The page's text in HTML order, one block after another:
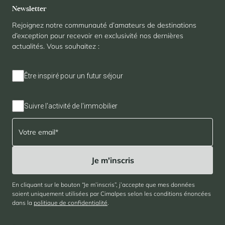
Newsletter
Rejoignez notre communauté d’amateurs de destinations
d’exception pour recevoir en exclusivité nos dernières
actualités. Vous souhaitez :
Être inspiré pour un futur séjour
Suivre l'activité de l'immobilier
En cliquant sur le bouton “Je m’inscris”, j’accepte que mes données
soient uniquement utilisées par Cimalpes selon les conditions énoncées
dans la politique de confidentialité.